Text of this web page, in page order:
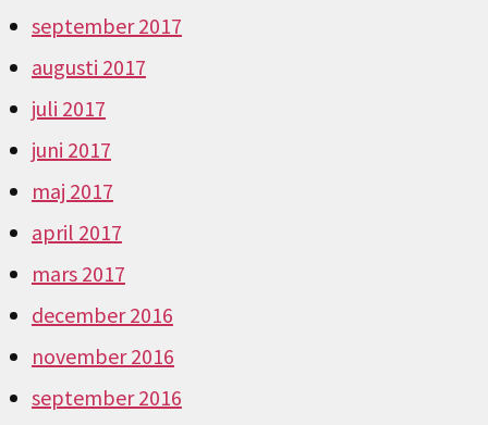
september 2017
augusti 2017
juli 2017
juni 2017
maj 2017
april 2017
mars 2017
december 2016
november 2016
september 2016